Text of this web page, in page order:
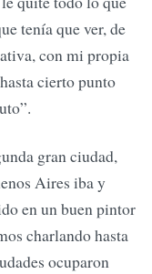
tenía que ver, de
con mi propia
cierto punto
gran ciudad,
Aires iba y
en un buen pintor
charlando hasta
ocuparon